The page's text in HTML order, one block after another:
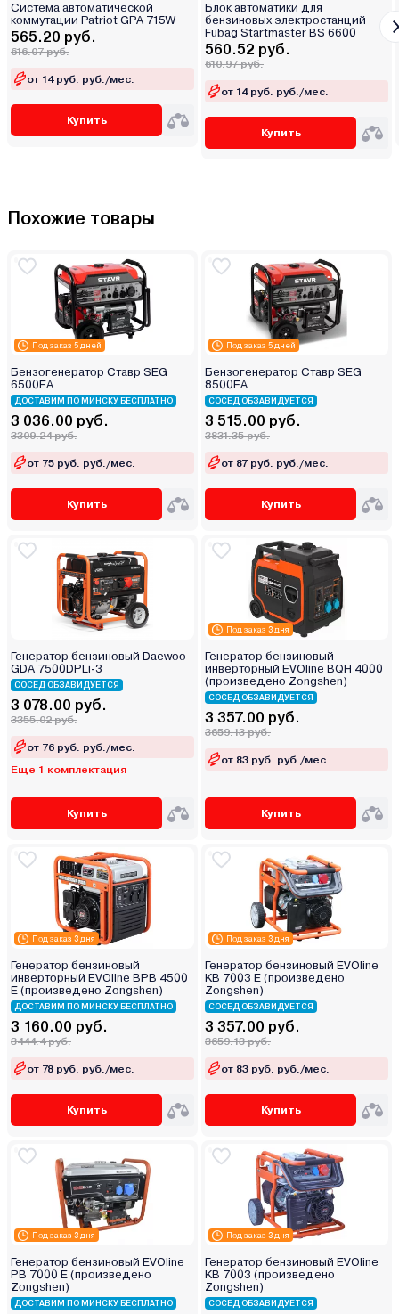
Система автоматической
коммутации Patriot GPA 715W
565.20 руб.
616.07 руб.
от 14 руб. руб./мес.
Купить
Блок автоматики для
бензиновых электростанций
Fubag Startmaster BS 6600
560.52 руб.
610.97 руб.
от 14 руб. руб./мес.
Купить
Похожие товары
Под заказ 5 дней
Бензогенератор Ставр SEG
6500EA
ДОСТАВИМ ПО МИНСКУ БЕСПЛАТНО
3 036.00 руб.
3309.24 руб.
от 75 руб. руб./мес.
Купить
Под заказ 5 дней
Бензогенератор Ставр SEG
8500EA
СОСЕД ОБЗАВИДУЕТСЯ
3 515.00 руб.
3831.35 руб.
от 87 руб. руб./мес.
Купить
Генератор бензиновый Daewoo
GDA 7500DPLi-3
СОСЕД ОБЗАВИДУЕТСЯ
3 078.00 руб.
3355.02 руб.
от 76 руб. руб./мес.
Еще 1 комплектация
Купить
Под заказ 3 дня
Генератор бензиновый
инверторный EVOline BQH 4000
(произведено Zongshen)
СОСЕД ОБЗАВИДУЕТСЯ
3 357.00 руб.
3659.13 руб.
от 83 руб. руб./мес.
Купить
Под заказ 3 дня
Генератор бензиновый
инверторный EVOline BPB 4500
E (произведено Zongshen)
ДОСТАВИМ ПО МИНСКУ БЕСПЛАТНО
3 160.00 руб.
3444.4 руб.
от 78 руб. руб./мес.
Купить
Под заказ 3 дня
Генератор бензиновый EVOline
KB 7003 E (произведено
Zongshen)
СОСЕД ОБЗАВИДУЕТСЯ
3 357.00 руб.
3659.13 руб.
от 83 руб. руб./мес.
Купить
Под заказ 3 дня
Генератор бензиновый EVOline
PB 7000 E (произведено
Zongshen)
ДОСТАВИМ ПО МИНСКУ БЕСПЛАТНО
Под заказ 3 дня
Генератор бензиновый EVOline
KB 7003 (произведено
Zongshen)
СОСЕД ОБЗАВИДУЕТСЯ